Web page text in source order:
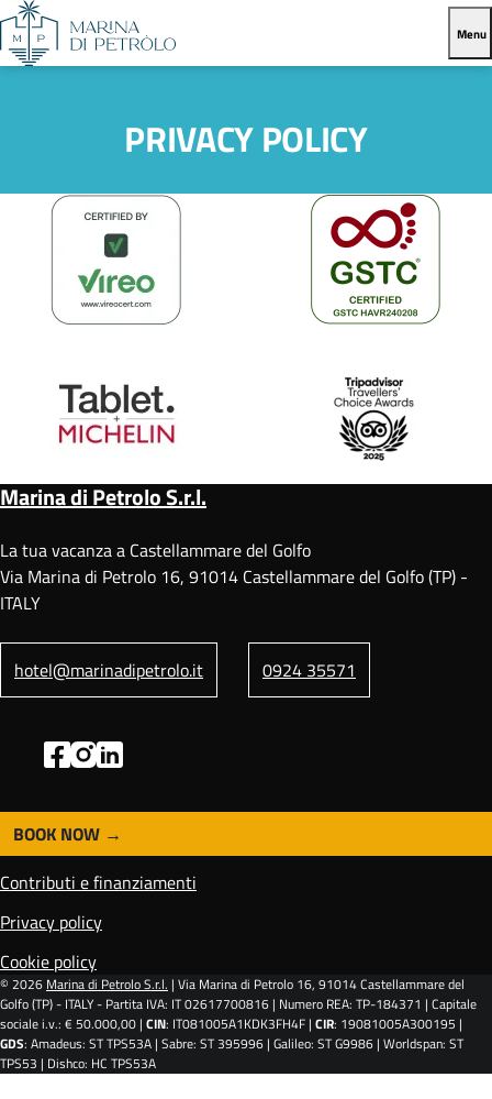
Menu
PRIVACY POLICY
Marina di Petrolo S.r.l.
La tua vacanza a Castellammare del Golfo
Via Marina di Petrolo 16, 91014 Castellammare del Golfo (TP) -
ITALY
hotel@marinadipetrolo.it 0924 35571
o
o
t
e
r
BOOK NOW
Contributi e finanziamenti
Privacy policy
Cookie policy
© 2026 Marina di Petrolo S.r.l. | Via Marina di Petrolo 16, 91014 Castellammare del
Golfo (TP) - ITALY - Partita IVA: IT 02617700816 | Numero REA: TP-184371 | Capitale
sociale i.v.: € 50.000,00 | CIN: IT081005A1KDK3FH4F | CIR: 19081005A300195 |
GDS: Amadeus: ST TPS53A | Sabre: ST 395996 | Galileo: ST G9986 | Worldspan: ST
TPS53 | Dishco: HC TPS53A